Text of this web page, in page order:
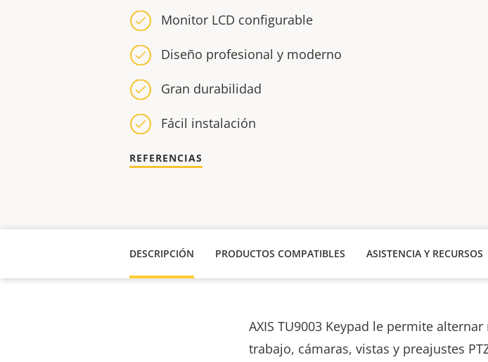
Monitor LCD configurable
Diseño profesional y moderno
Gran durabilidad
Fácil instalación
REFERENCIAS
DESCRIPCIÓN PRODUCTOS COMPATIBLES ASISTENCIA Y RECURSOS
AXIS TU9003 Keypad le permite
trabajo, cámaras, vistas y preajustes